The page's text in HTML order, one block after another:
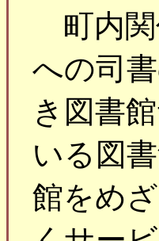
町内関
への司
き図書
いる図
館をめ